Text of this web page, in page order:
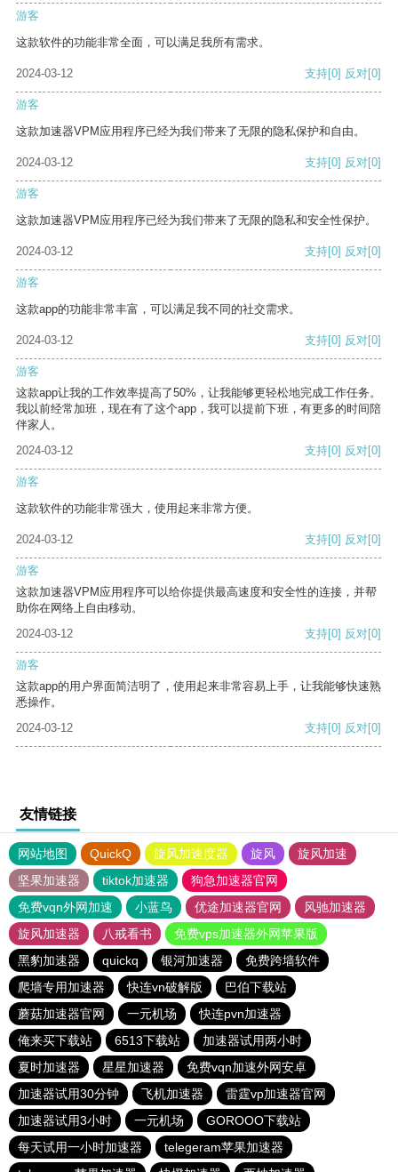
游客
这款软件的功能非常全面，可以满足我所有需求。
2024-03-12 支持[0] 反对[0]
游客
这款加速器VPM应用程序已经为我们带来了无限的隐私保护和自由。
2024-03-12 支持[0] 反对[0]
游客
这款加速器VPM应用程序已经为我们带来了无限的隐私和安全性保护。
2024-03-12 支持[0] 反对[0]
游客
这款app的功能非常丰富，可以满足我不同的社交需求。
2024-03-12 支持[0] 反对[0]
游客
这款app让我的工作效率提高了50%，让我能够更轻松地完成工作任务。
我以前经常加班，现在有了这个app，我可以提前下班，有更多的时间陪
伴家人。
2024-03-12
支持[0] 反对[0]
游客
这款软件的功能非常强大，使用起来非常方便。
2024-03-12 支持[0] 反对[0]
游客
这款加速器VPM应用程序可以给你提供最高速度和安全性的连接，并帮
助你在网络上自由移动。
2024-03-12
支持[0] 反对[0]
游客
这款app的用户界面简洁明了，使用起来非常容易上手，让我能够快速熟
悉操作。
2024-03-12
支持[0] 反对[0]
友情链接
网站地图 QuickQ 旋风加速度器 旋风
旋风加速
坚果加速器
tiktok加速器
狗急加速器官网
免费vqn外网加速
小蓝鸟 优途加速器官网
风驰加速器
旋风加速器
八戒看书
免费vps加速器外网苹果版
黑豹加速器
quickq 银河加速器
免费跨墙软件
爬墙专用加速器
快连vn破解版
巴伯下载站
蘑菇加速器官网
一元机场
快连pvn加速器
俺来买下载站
6513下载站
加速器试用两小时
夏时加速器
星星加速器
免费vqn加速外网安卓
加速器试用30分钟
飞机加速器
雷霆vp加速器官网
加速器试用3小时
一元机场
GOROOO下载站
每天试用一小时加速器
telegeram苹果加速器